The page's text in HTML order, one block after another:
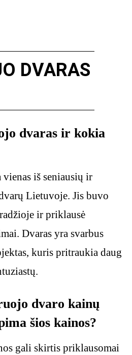
DVARAS
dvaras ir kokia
iš seniausių ir
Lietuvoje. Jis buvo
ir priklausė
Dvaras yra svarbus
kuris pritraukia daug
dvaro kainų
šios kainos?
gali skirtis priklausomai